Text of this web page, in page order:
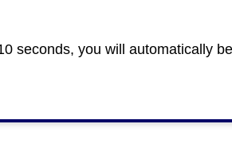
seconds, you will automatically
総務課疾病対策係
2階